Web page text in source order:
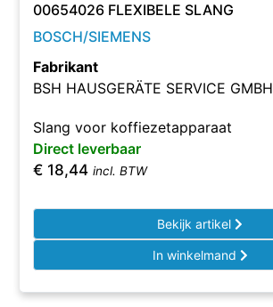
00654026 FLEXIBELE SLANG
BOSCH/SIEMENS
Fabrikant
BSH HAUSGERÄTE SERVICE GMBH
Slang voor koffiezetapparaat
Direct leverbaar
€ 18,44 incl. BTW
Bekijk artikel
In winkelmand